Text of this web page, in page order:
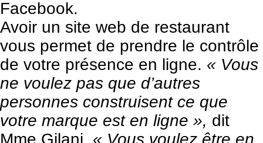
Facebook.
Avoir un site web de restaurant
vous permet de prendre le contrôle
de votre présence en ligne. « Vous
ne voulez pas que d’autres
personnes construisent ce que
votre marque est en ligne », dit